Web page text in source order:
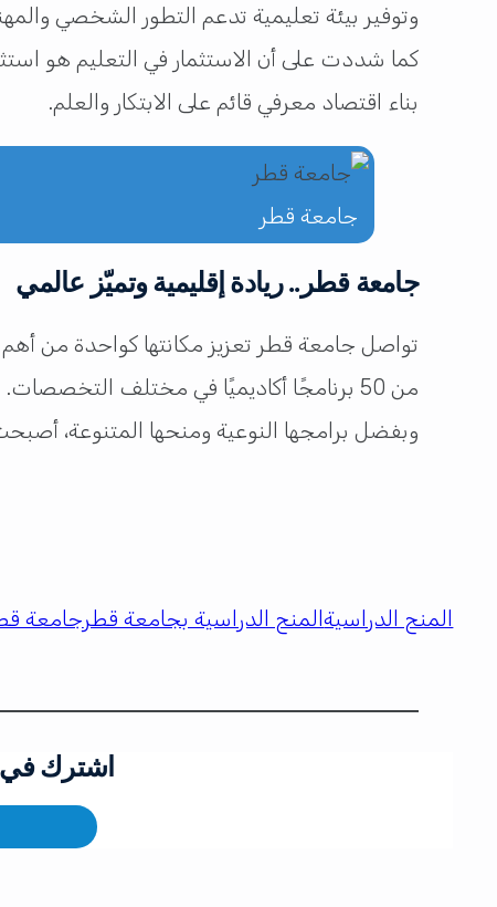
وتوفير بيئة تعليمية تدعم التطور الشخصي
بناء اقتصاد معرفي قائم على الابتكار والعلم.
جامعة قطر
جامعة قطر.. ريادة إقليمية وتميّز عالمي
تواصل جامعة قطر تعزيز مكانتها كواحدة من
من 50 برنامجًا أكاديميًا في مختلف التخصصات.
وبفضل برامجها النوعية ومنحها المتنوعة،
المنح الدراسيةالمنح الدراسية بجامعة قطرجامعة
اشترك في